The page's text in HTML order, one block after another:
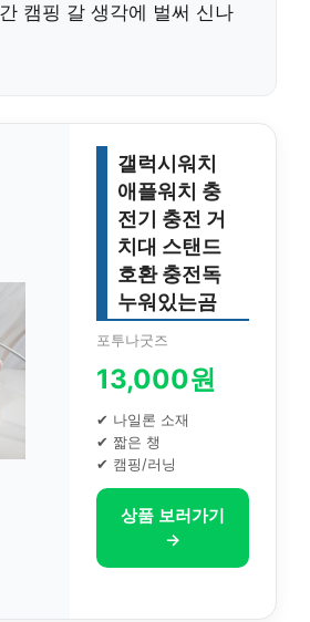
캠핑 갈 생각에 벌써 신나
갤럭시워치
애플워치 충
전기 충전 거
치대 스탠드
호환 충전독
누워있는곰
포투나굿즈
13,000원
✔ 나일론 소재
✔ 짧은 챙
✔ 캠핑/러닝
상품 보러가기
→